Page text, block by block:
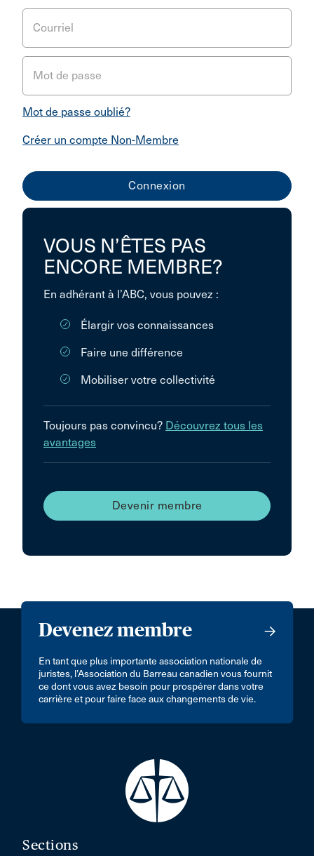
Courriel
Mot de passe
Mot de passe oublié?
Créer un compte Non-Membre
VOUS N’ÊTES PAS
ENCORE MEMBRE?
En adhérant à l’ABC, vous pouvez :
Élargir vos connaissances
Faire une différence
Mobiliser votre collectivité
Toujours pas convincu? Découvrez tous les
avantages
Devenir membre
Devenez membre
En tant que plus importante association nationale de
juristes, l’Association du Barreau canadien vous fournit
ce dont vous avez besoin pour prospérer dans votre
carrière et pour faire face aux changements de vie.
Sections